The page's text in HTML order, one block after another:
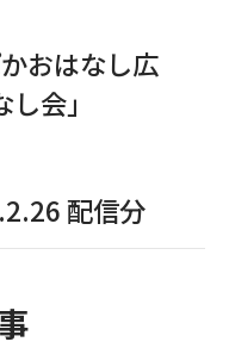
おはなし広
会」
配信分